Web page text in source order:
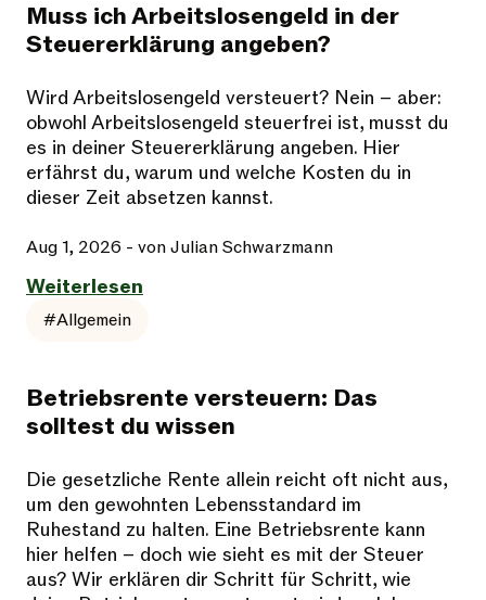
Muss ich Arbeitslosengeld in der
Steuererklärung angeben?
Wird Arbeitslosengeld versteuert? Nein – aber:
obwohl Arbeitslosengeld steuerfrei ist, musst du
es in deiner Steuererklärung angeben. Hier
erfährst du, warum und welche Kosten du in
dieser Zeit absetzen kannst.
Aug 1, 2026 - von Julian Schwarzmann
Weiterlesen
#Allgemein
Betriebsrente versteuern: Das
solltest du wissen
Die gesetzliche Rente allein reicht oft nicht aus,
um den gewohnten Lebensstandard im
Ruhestand zu halten. Eine Betriebsrente kann
hier helfen – doch wie sieht es mit der Steuer
aus? Wir erklären dir Schritt für Schritt, wie